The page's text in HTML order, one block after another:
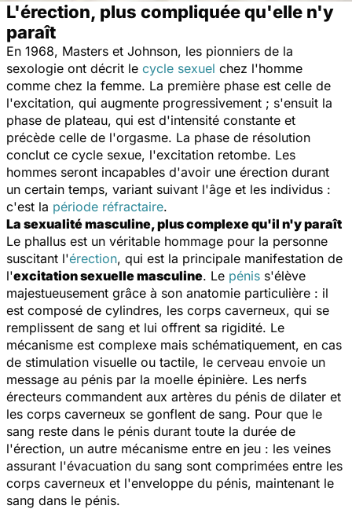
L'érection, plus compliquée qu'elle n'y
paraît
En 1968, Masters et Johnson, les pionniers de la
sexologie ont décrit le cycle sexuel chez l'homme
comme chez la femme. La première phase est celle de
l'excitation, qui augmente progressivement ; s'ensuit la
phase de plateau, qui est d'intensité constante et
précède celle de l'orgasme. La phase de résolution
conclut ce cycle sexue, l'excitation retombe. Les
hommes seront incapables d'avoir une érection durant
un certain temps, variant suivant l'âge et les individus :
c'est la période réfractaire.
La sexualité masculine, plus complexe qu'il n'y paraît
Le phallus est un véritable hommage pour la personne
suscitant l'érection, qui est la principale manifestation de
l'excitation sexuelle masculine. Le pénis s'élève
majestueusement grâce à son anatomie particulière : il
est composé de cylindres, les corps caverneux, qui se
remplissent de sang et lui offrent sa rigidité. Le
mécanisme est complexe mais schématiquement, en cas
de stimulation visuelle ou tactile, le cerveau envoie un
message au pénis par la moelle épinière. Les nerfs
érecteurs commandent aux artères du pénis de dilater et
les corps caverneux se gonflent de sang. Pour que le
sang reste dans le pénis durant toute la durée de
l'érection, un autre mécanisme entre en jeu : les veines
assurant l'évacuation du sang sont comprimées entre les
corps caverneux et l'enveloppe du pénis, maintenant le
sang dans le pénis.